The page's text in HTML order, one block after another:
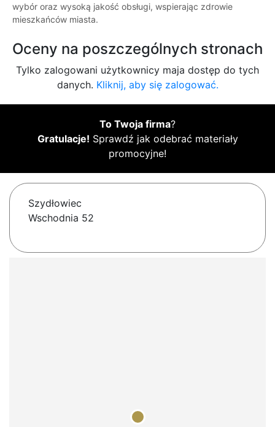
wybór oraz wysoką jakość obsługi, wspierając zdrowie
mieszkańców miasta.
Oceny na poszczególnych stronach
Tylko zalogowani użytkownicy maja dostęp do tych
danych. Kliknij, aby się zalogować.
To Twoja firma?
Gratulacje! Sprawdź jak odebrać materiały
promocyjne!
Szydłowiec
Wschodnia 52